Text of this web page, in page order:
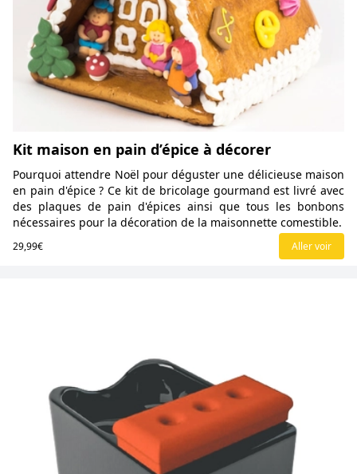
Kit maison en pain d’épice à décorer
Pourquoi attendre Noël pour déguster une délicieuse maison
en pain d'épice ? Ce kit de bricolage gourmand est livré avec
des plaques de pain d'épices ainsi que tous les bonbons
nécessaires pour la décoration de la maisonnette comestible.
29,99€ Aller voir